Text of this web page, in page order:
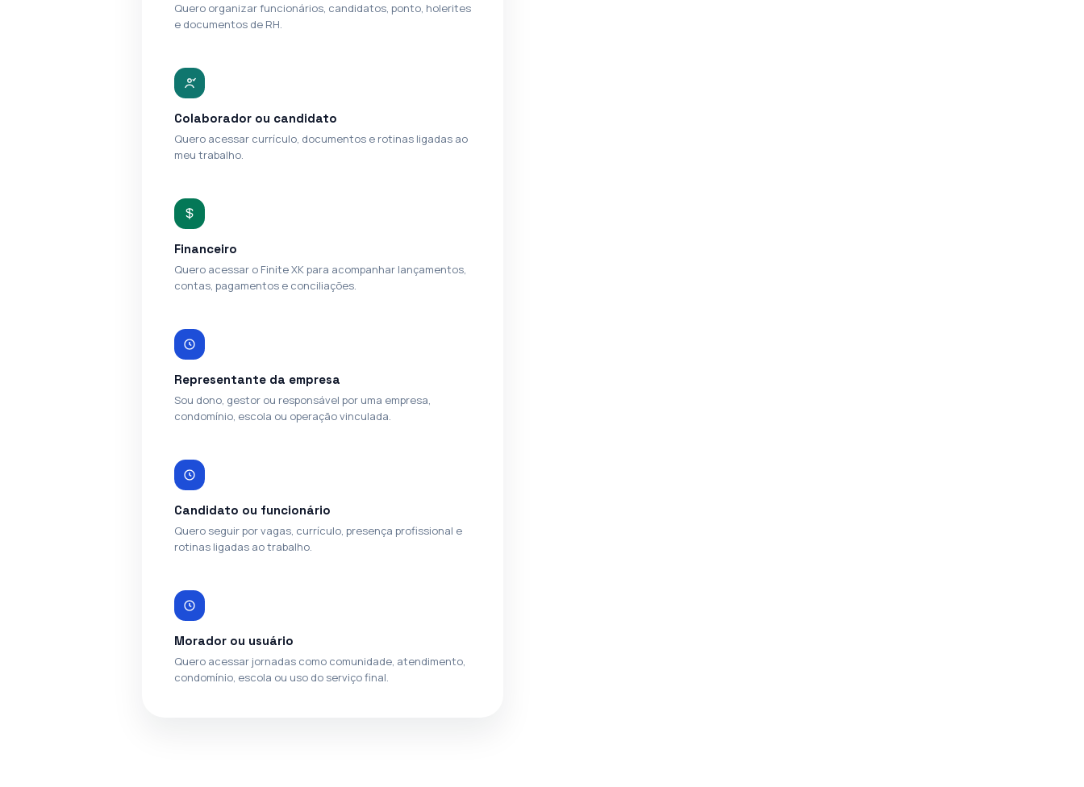
Quero organizar funcionários, candidatos, ponto, holerites
e documentos de RH.
Colaborador ou candidato
Quero acessar currículo, documentos e rotinas ligadas ao
meu trabalho.
Financeiro
Quero acessar o Finite XK para acompanhar lançamentos,
contas, pagamentos e conciliações.
Representante da empresa
Sou dono, gestor ou responsável por uma empresa,
condomínio, escola ou operação vinculada.
Candidato ou funcionário
Quero seguir por vagas, currículo, presença profissional e
rotinas ligadas ao trabalho.
Morador ou usuário
Quero acessar jornadas como comunidade, atendimento,
condomínio, escola ou uso do serviço final.